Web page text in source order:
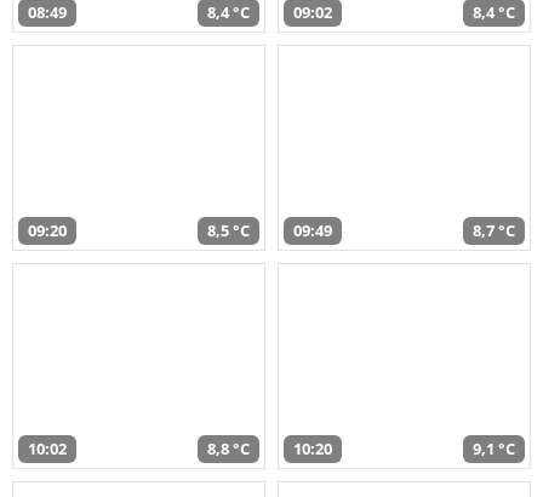
08:49 8,4 °C 09:02 8,4 °C
09:20 8,5 °C 09:49 8,7 °C
10:02 8,8 °C 10:20 9,1 °C